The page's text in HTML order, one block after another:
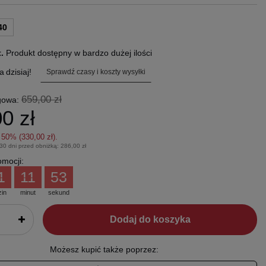
Produkt dostępny w bardzo dużej ilości
dzisiaj! Sprawdź czasy i koszty wysyłki
659,00 zł
zł
50% (330,00 zł).
dni przed obniżką: 286,00 zł
minut
11
sekund
53
Dodaj do koszyka
Możesz kupić także poprzez: